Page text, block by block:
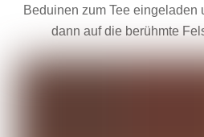
Beduinen zum Tee eingeladen
dann auf die berühmte